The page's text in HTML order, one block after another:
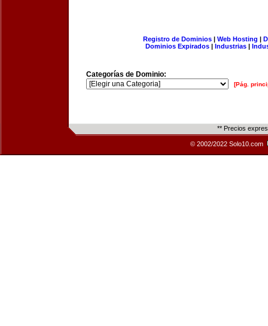
Registro de Dominios| Web Hosting |
Dominios Expirados | Industrias |
Categorías de Dominio:
[Pág.
** Precios
© 2002/2022 Solo10.com